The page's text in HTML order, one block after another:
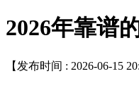
2026年靠谱
【发布时间 : 2026-06-15